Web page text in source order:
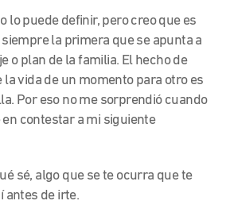
lo puede definir, pero creo que es
la primera que se apunta a
o plan de la familia. El hecho de
vida de un momento para otro es
Por eso no me sorprendió cuando
contestar a mi siguiente
sé, algo que se te ocurra que te
antes de irte.